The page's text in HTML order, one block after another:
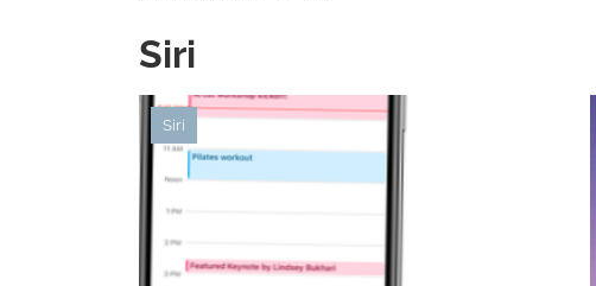
Siri
Siri